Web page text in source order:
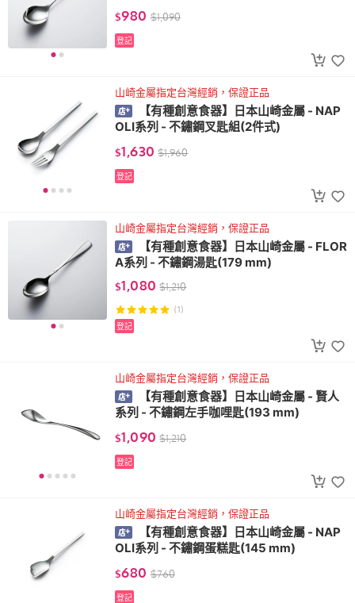
$980 $1,090
登記
山崎金屬指定台灣經銷，保證正品
【有種創意食器】日本山崎金屬 - NAP
OLI系列 - 不鏽鋼叉匙組(2件式)
$1,630 $1,960
登記
山崎金屬指定台灣經銷，保證正品
【有種創意食器】日本山崎金屬 - FLOR
A系列 - 不鏽鋼湯匙(179 mm)
$1,080 $1,210
(1)
登記
山崎金屬指定台灣經銷，保證正品
【有種創意食器】日本山崎金屬 - 賢人
系列 - 不鏽鋼左手咖哩匙(193 mm)
$1,090 $1,210
登記
山崎金屬指定台灣經銷，保證正品
【有種創意食器】日本山崎金屬 - NAP
OLI系列 - 不鏽鋼蛋糕匙(145 mm)
$680 $760
登記